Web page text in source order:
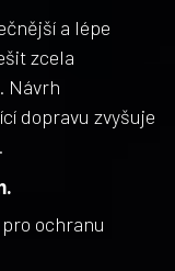
a lépe
zcela
Návrh
dopravu zvyšuje
ochranu